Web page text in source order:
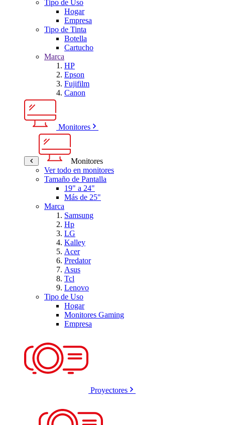
Tipo de Uso
Hogar
Empresa
Tipo de Tinta
Botella
Cartucho
Marca
HP
Epson
Fujifilm
Canon
Monitores
Monitores
Ver todo en monitores
Tamaño de Pantalla
19" a 24"
Más de 25"
Marca
Samsung
Hp
LG
Kalley
Acer
Predator
Asus
Tcl
Lenovo
Tipo de Uso
Hogar
Monitores Gaming
Empresa
Proyectores